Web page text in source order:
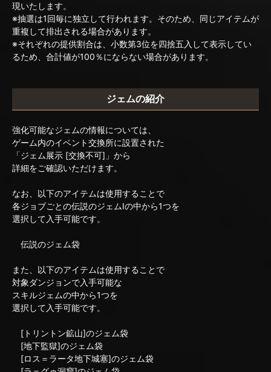
現いたします。
※抽選は1回毎に独立して行われます。そのため、同じアイテムが
重複して排出される場合があります。
※それぞれの提供割合は、小数第3位を四捨五入して表示してい
るため、合計値が100％にならない場合があります。
ジェムの紹介
強化可能なジェムの情報については、
ゲーム内のイベント交換所に設置された
「ジェム展示 [交換不可]」から
詳細をご確認いただけます。
なお、以下のアイテムは使用することで
各ジョブごとの伝説のジェムIの中から1つを
選択して入手可能です。
伝説のジェム袋
また、以下のアイテムは使用することで
対象ダンジョンで入手可能な
スキルジェムの中から1つを
選択して入手可能です。
[トリントン鉱山]のジェム袋
[地下監獄]のジェム袋
[ロス＝ラータ地下城塞]のジェム袋